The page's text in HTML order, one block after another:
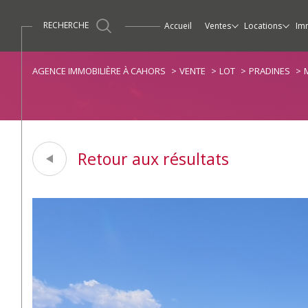
accueil ventes
Maisons / Villas
locations
Maisons / Villas
RECHERCHE
AGENCE IMMOBILIÈRE À CAHORS VENTE LOT PRADINES
Retour aux résultats